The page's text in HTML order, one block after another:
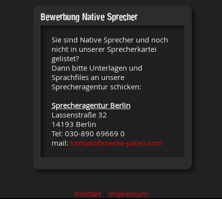
Bewerbung Native Sprecher
Sie sind Native Sprecher und noch
nicht in unserer Sprecherkartei
gelistet?
Dann bitte Unterlagen und
Sprachfiles an unsere
Sprecheragentur schicken:
Sprecheragentur Berlin
Lassenstraße 32
14193 Berlin
Tel: 030-890 69669 0
mail: kontakt@media-paten.com
Kontakt| Impressum